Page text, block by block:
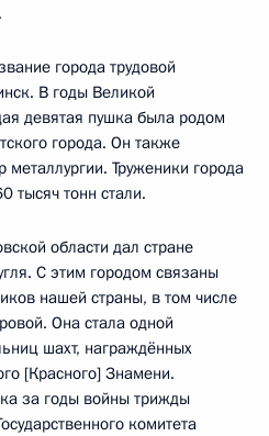
города трудовой
В годы Великой
девятая пушка была родом
города. Он также
Труженики города
тысяч тонн стали.
области дал стране
С этим городом связаны
нашей страны, в том числе
Она стала одной
шахт, награждённых
[Красного] Знамени.
за годы войны трижды
комитета